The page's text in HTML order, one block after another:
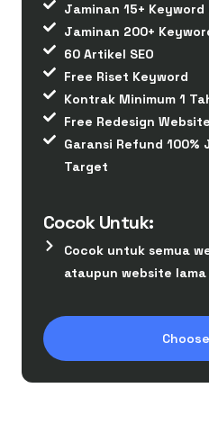
Jaminan 15+ Keyword
Jaminan 200+
60 Artikel SEO
Free Riset Keyword
Kontrak Minimum 1
Free Redesign
Garansi Refund 100%
Target
Cocok Untuk:
Cocok untuk semua
ataupun website lama